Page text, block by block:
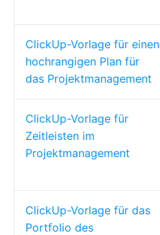
ClickUp-Vorlage für einen
hochrangigen Plan für
das Projektmanagement
ClickUp-Vorlage für
Zeitleisten im
Projektmanagement
ClickUp-Vorlage für das
Portfolio des